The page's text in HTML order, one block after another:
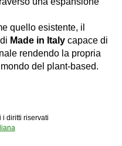
quello esistente, il
Made in Italy capace di
rendendo la propria
del plant-based.
i diritti riservati